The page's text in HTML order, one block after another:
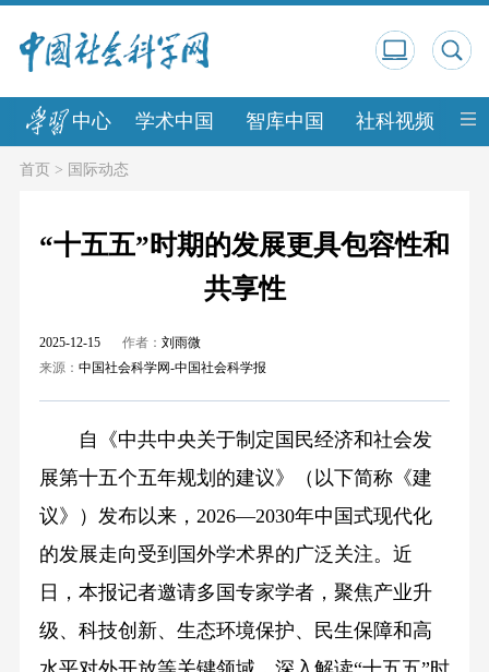
中心 学术中国 智库中国 社科视频 中
首页> 国际动态
“十五五”时期的发展更具包容性和
共享性
2025-12-15 作者： 刘雨微
来源： 中国社会科学网-中国社会科学报
自《中共中央关于制定国民经济和社会发
展第十五个五年规划的建议》（以下简称《建
议》）发布以来，2026—2030年中国式现代化
的发展走向受到国外学术界的广泛关注。近
日，本报记者邀请多国专家学者，聚焦产业升
级、科技创新、生态环境保护、民生保障和高